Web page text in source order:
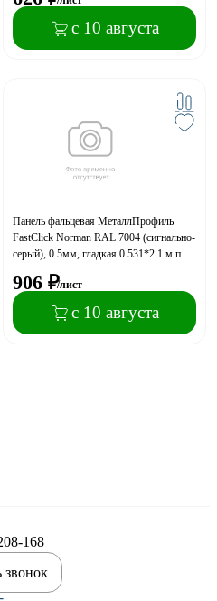
с 10 августа
Панель фальцевая МеталлПрофиль
FastClick Norman RAL 7004 (сигнально-
серый), 0.5мм, гладкая 0.531*2.1 м.п.
906 ₽/лист
с 10 августа
168
звонок